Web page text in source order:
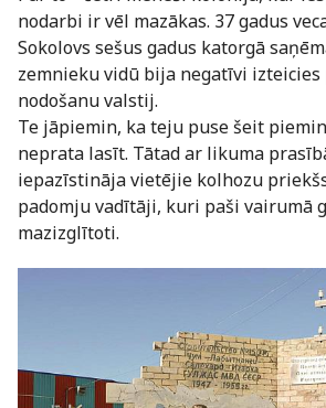
nodarbi ir vēl mazākas. 37 gadus
Sokolovs sešus gadus katorgā
zemnieku vidū bija negatīvi
nodošanu valstij.
Te jāpiemin, ka teju puse šeit
neprata lasīt. Tātad ar likuma
iepazīstināja vietējie kolhozu
padomju vadītāji, kuri paši vairumā
mazizglītoti.